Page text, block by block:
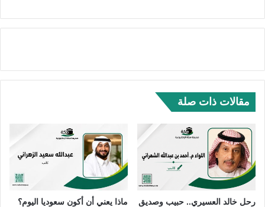
مقالات ذات صلة
رحل خالد العسيري.. حبيب وصديق
ماذا يعني أن أكون سعوديا اليوم؟